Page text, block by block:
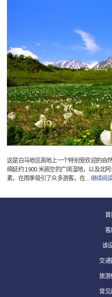
这是白马地区高地上一个特别受欢迎的自然
绵延约 1900 米高空的广阔湿地，以及北
素，在雨季吸引了众多游客。在…继续阅
首
客
该
交通
旅游
常见